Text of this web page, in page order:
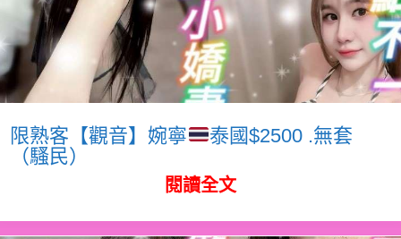
限熟客【觀音】婉寧
泰國$2500 .無套
（騷民）
閱讀全文